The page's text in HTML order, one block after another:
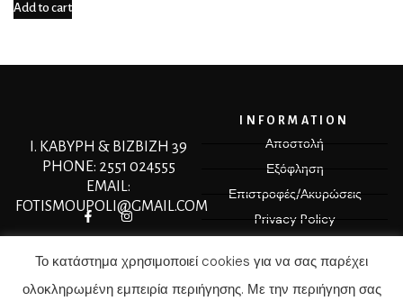
Add to cart
Ι. ΚΑΒΥΡΗ & ΒΙΖΒΙΖΗ 39
PHONE: 2551 024555
EMAIL:
FOTISMOUPOLI@GMAIL.COM
INFORMATION
Αποστολή
Εξόφληση
Επιστροφές/Ακυρώσεις
Privacy Policy
Το κατάστημα χρησιμοποιεί cookies για να σας παρέχει
ολοκληρωμένη εμπειρία περιήγησης. Με την περιήγηση σας